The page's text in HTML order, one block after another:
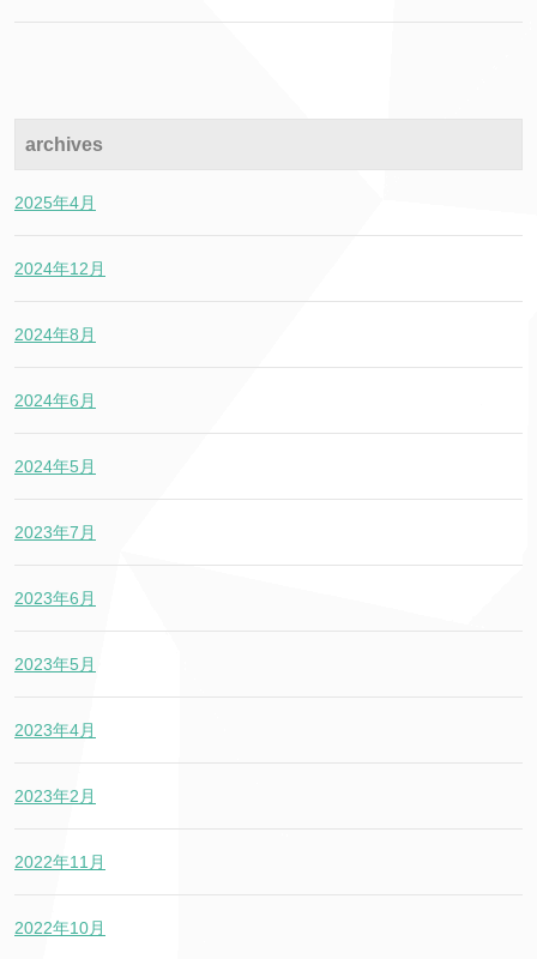
archives
2025年4月
2024年12月
2024年8月
2024年6月
2024年5月
2023年7月
2023年6月
2023年5月
2023年4月
2023年2月
2022年11月
2022年10月